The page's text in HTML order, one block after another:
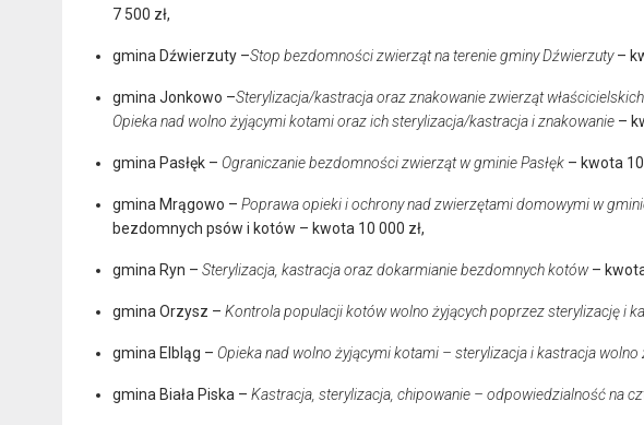
7 500 zł,
gmina Dźwierzuty –Stop bezdomności zwierząt na terenie gminy Dźwierzuty–
gmina Jonkowo –Sterylizacja/kastracja oraz znakowanie zwierząt
Opieka nad wolno żyjącymi kotami oraz ich sterylizacja/kastracja i znakowanie –
gmina Pasłęk – Ograniczanie bezdomności zwierząt w gminie Pasłęk – kwota 10
gmina Mrągowo – Poprawa opieki i ochrony nad zwierzętami domowymi w
bezdomnych psów i kotów – kwota 10 000 zł,
gmina Ryn – Sterylizacja, kastracja oraz dokarmianie bezdomnych kotów–
gmina Orzysz – Kontrola populacji kotów wolno żyjących poprzez sterylizację i
gmina Elbląg – Opieka nad wolno żyjącymi kotami – sterylizacja i kastracja wolno
gmina Biała Piska – Kastracja, sterylizacja, chipowanie – odpowiedzialność na